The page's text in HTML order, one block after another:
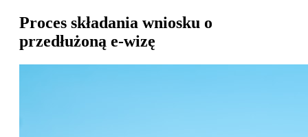
Proces składania wniosku o
przedłużoną e-wizę